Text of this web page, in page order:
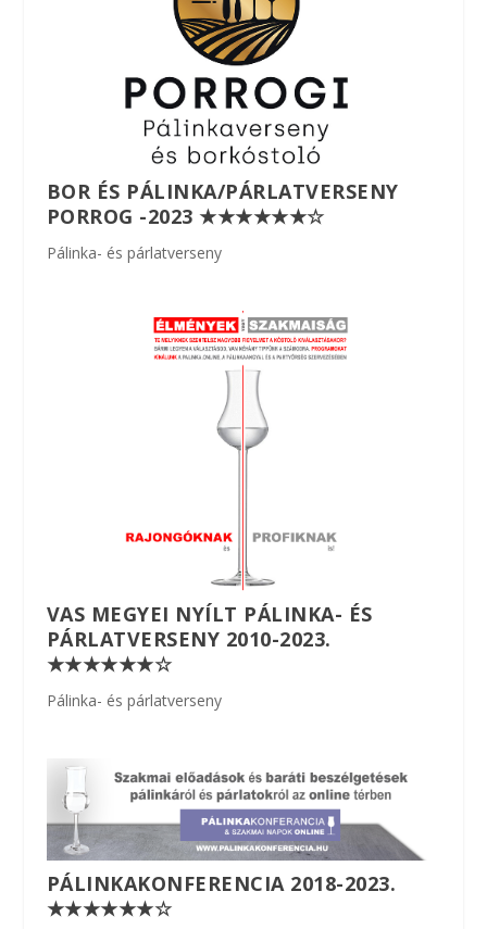
BOR ÉS PÁLINKA/PÁRLATVERSENY
PORROG -2023 ★★★★★★☆
Pálinka- és párlatverseny
VAS MEGYEI NYÍLT PÁLINKA- ÉS
PÁRLATVERSENY 2010-2023.
★★★★★★☆
Pálinka- és párlatverseny
PÁLINKAKONFERENCIA 2018-2023.
★★★★★★☆